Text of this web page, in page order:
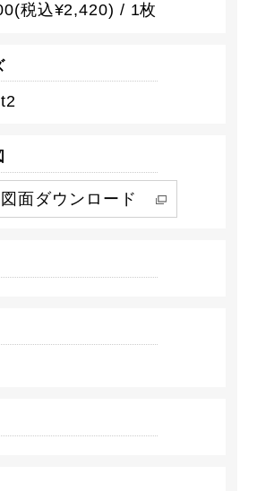
税込¥2,420) / 1枚
図面ダウンロード